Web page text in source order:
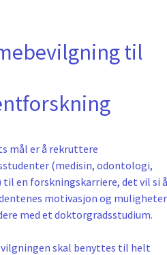
til
mål er å rekruttere
(medisin, odontologi,
til en forskningskarriere, det vil si å
motivasjon og muligheter
med et doktorgradsstudium.
skal benyttes til helt